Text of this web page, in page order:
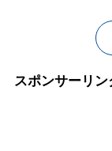
スポンサーリン